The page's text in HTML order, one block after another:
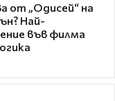
от „Одисей“ на
Най-
във филма